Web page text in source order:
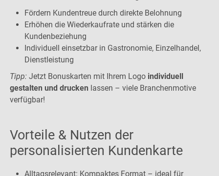
Fördern Kundentreue durch direkte Belohnung
Erhöhen die Wiederkaufrate und stärken die
Kundenbeziehung
Individuell einsetzbar in Gastronomie, Einzelhandel,
Dienstleistung
Tipp: Jetzt Bonuskarten mit Ihrem Logo individuell
gestalten und drucken lassen – viele Branchenmotive
verfügbar!
Vorteile & Nutzen der
personalisierten Kundenkarte
Alltagsrelevant: Kompaktes Format – ideal für